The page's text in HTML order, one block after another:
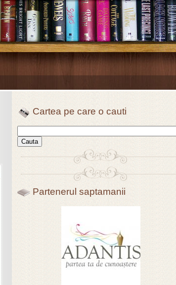
Cartea pe care o cauti
Partenerul saptamanii